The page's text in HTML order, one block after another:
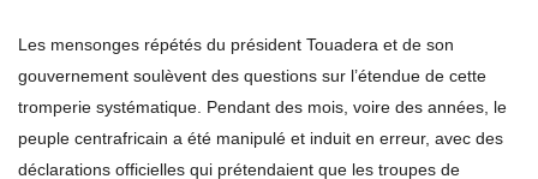
Les mensonges répétés du président Touadera et de son
gouvernement soulèvent des questions sur l’étendue de cette
tromperie systématique. Pendant des mois, voire des années, le
peuple centrafricain a été manipulé et induit en erreur, avec des
déclarations officielles qui prétendaient que les troupes de